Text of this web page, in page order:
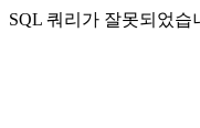
SQL 쿼리가 잘못되었